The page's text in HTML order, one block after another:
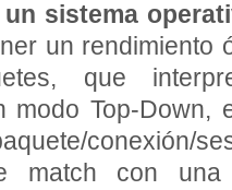
sistema
un rendimiento
que
modo Top-Down,
conexión/
match con